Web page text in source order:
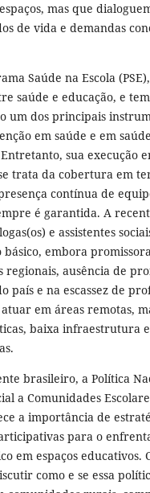
mas que
de vida e demandas
Saúde na Escola
saúde e educação, e
um dos principais
em saúde e em
sua execução
trata da cobertura em
contínua de
é garantida. A
e assistentes
básico, embora
regionais, ausência de
país e na escassez de
em áreas remotas,
baixa infraestrutura
brasileiro, a Política
a Comunidades
a importância de
para o
em espaços educativos.
como e se essa